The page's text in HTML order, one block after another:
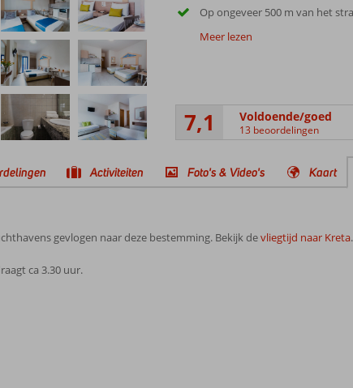
Op ongeveer 500 m van het
Meer lezen
7,1 Voldoende/goed
13 beoordelingen
Activiteiten Foto's & Video's Kaart
gevlogen naar deze bestemming. Bekijk devliegtijd naar Kreta.
ca 3.30 uur.